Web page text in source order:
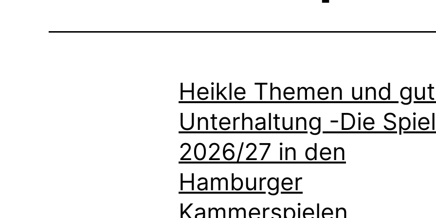
Heikle Themen und
Unterhaltung -Die
2026/27 in den
Hamburger
Kammerspielen